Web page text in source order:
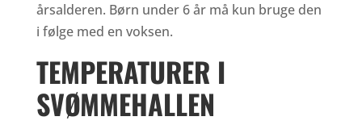
årsalderen. Børn under 6 år må kun bruge den
i følge med en voksen.
TEMPERATURER I
SVØMMEHALLEN